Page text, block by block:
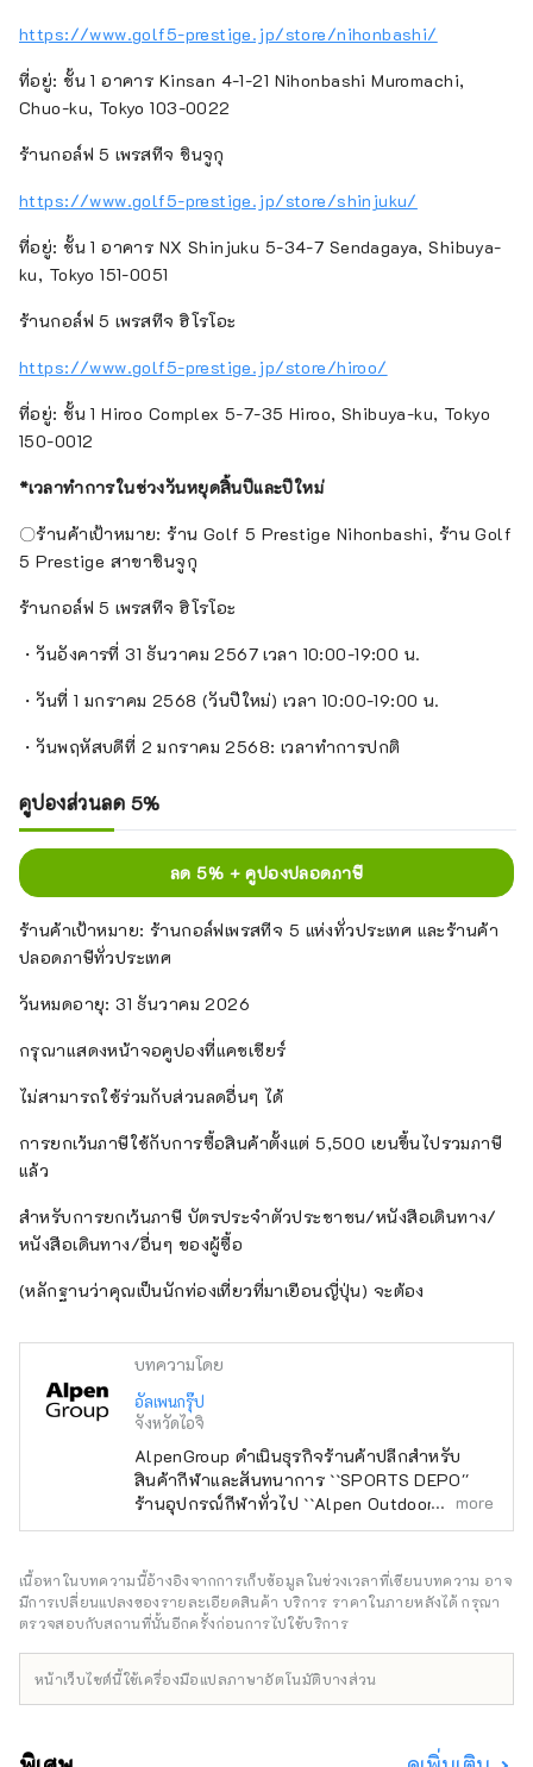
https://www.golf5-prestige.jp/store/nihonbashi/
ที่อยู่: ชั้น 1 อาคาร Kinsan 4-1-21 Nihonbashi Muromachi,
Chuo-ku, Tokyo 103-0022
ร้านกอล์ฟ 5 เพรสทีจ ชินจูกุ
https://www.golf5-prestige.jp/store/shinjuku/
ที่อยู่: ชั้น 1 อาคาร NX Shinjuku 5-34-7 Sendagaya, Shibuya-
ku, Tokyo 151-0051
ร้านกอล์ฟ 5 เพรสทีจ ฮิโรโอะ
https://www.golf5-prestige.jp/store/hiroo/
ที่อยู่: ชั้น 1 Hiroo Complex 5-7-35 Hiroo, Shibuya-ku, Tokyo
150-0012
*เวลาทำการในช่วงวันหยุดสิ้นปีและปีใหม่
〇ร้านค้าเป้าหมาย: ร้าน Golf 5 Prestige Nihonbashi, ร้าน Golf
5 Prestige สาขาชินจูกุ
ร้านกอล์ฟ 5 เพรสทีจ ฮิโรโอะ
・วันอังคารที่ 31 ธันวาคม 2567 เวลา 10:00-19:00 น.
・วันที่ 1 มกราคม 2568 (วันปีใหม่) เวลา 10:00-19:00 น.
・วันพฤหัสบดีที่ 2 มกราคม 2568: เวลาทำการปกติ
คูปองส่วนลด 5%
ลด 5% + คูปองปลอดภาษี
ร้านค้าเป้าหมาย: ร้านกอล์ฟเพรสทีจ 5 แห่งทั่วประเทศ และร้านค้า
ปลอดภาษีทั่วประเทศ
วันหมดอายุ: 31 ธันวาคม 2026
กรุณาแสดงหน้าจอคูปองที่แคชเชียร์
ไม่สามารถใช้ร่วมกับส่วนลดอื่นๆ ได้
การยกเว้นภาษีใช้กับการซื้อสินค้าตั้งแต่ 5,500 เยนขึ้นไปรวมภาษี
แล้ว
สำหรับการยกเว้นภาษี บัตรประจำตัวประชาชน/หนังสือเดินทาง/
หนังสือเดินทาง/อื่นๆ ของผู้ซื้อ
(หลักฐานว่าคุณเป็นนักท่องเที่ยวที่มาเยือนญี่ปุ่น) จะต้อง
บทความโดย
อัลเพนกรุ๊ป
จังหวัดไอจิ
AlpenGroup ดำเนินธุรกิจร้านค้าปลีกสำหรับ
สินค้ากีฬาและสันทนาการ ``SPORTS DEPO''
ร้านอุปกรณ์กีฬาทั่วไป ``Alpen Outdoors'' ร้าน
ขายอุปกรณ์กลางแจ้งเฉพาะทาง และ ``GOLF5''
ทั่วประเทศ โดยนำเสนอสินค้ากีฬาจากแบรนด์
กีฬาชื่อดังรวมถึง เครื่องแต่งกายและรองเท้าที่ทัน
สมัยเรานำเสนอผลิตภัณฑ์และบริการที่หลาก
more
เนื้อหาในบทความนี้อ้างอิงจากการเก็บข้อมูลในช่วงเวลาที่เขียนบทความ อาจ
มีการเปลี่ยนแปลงของรายละเอียดสินค้า บริการ ราคาในภายหลังได้ กรุณา
ตรวจสอบกับสถานที่นั้นอีกครั้งก่อนการไปใช้บริการ
หน้าเว็บไซต์นี้ใช้เครื่องมือแปลภาษาอัตโนมัติบางส่วน